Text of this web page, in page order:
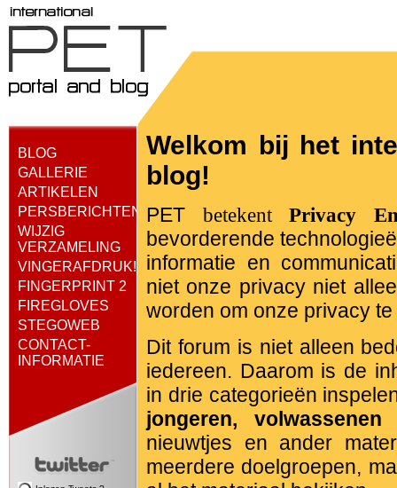
BLOG
GALLERIE
ARTIKELEN
PERSBERICHTEN
WIJZIG
VERZAMELING
VINGERAFDRUK!
FINGERPRINT 2
FIREGLOVES
STEGOWEB
CONTACT-
INFORMATIE
Welkom bij het
blog!
PET betekentPrivacy
bevorderende
informatie en
niet onze privacy niet
worden om onze privacy
Dit forum is niet alleen
iedereen. Daarom is de
in drie categorieën
jongeren, volwassenen
nieuwtjes en ander
meerdere doelgroepen,